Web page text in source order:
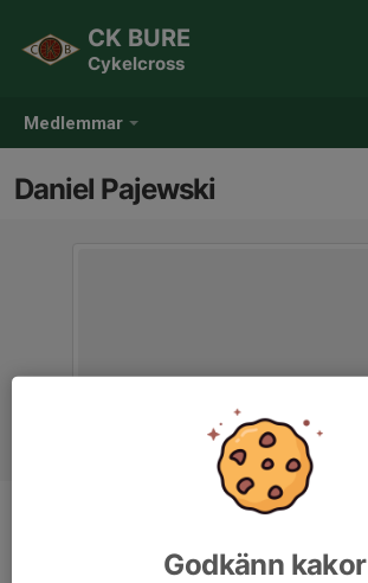
Medlemmar
CK BURE
Cykelcross
Daniel Pajewski
Godkänn kakor